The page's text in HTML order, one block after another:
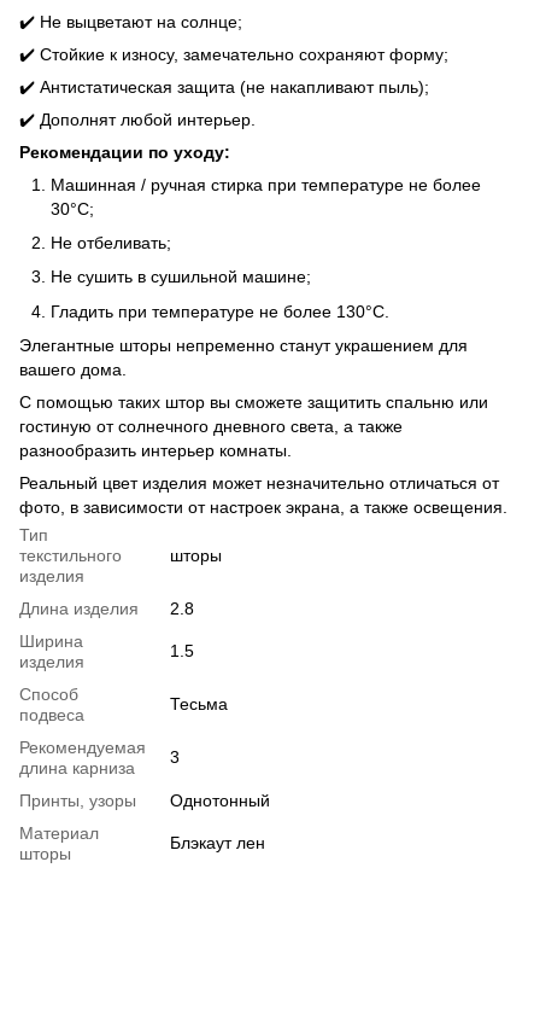
✔️ Не выцветают на солнце;
✔️ Стойкие к износу, замечательно сохраняют форму;
✔️ Антистатическая защита (не накапливают пыль);
✔️ Дополнят любой интерьер.
Рекомендации по уходу:
Машинная / ручная стирка при температуре не более
30°C;
Не отбеливать;
Не сушить в сушильной машине;
Гладить при температуре не более 130°C.
Элегантные шторы непременно станут украшением для
вашего дома.
С помощью таких штор вы сможете защитить спальню или
гостиную от солнечного дневного света, а также
разнообразить интерьер комнаты.
Реальный цвет изделия может незначительно отличаться от
фото, в зависимости от настроек экрана, а также освещения.
Тип
текстильного
изделия
шторы
Длина изделия
2.8
Ширина
изделия
1.5
Способ
подвеса
Тесьма
Рекомендуемая
длина карниза
3
Принты, узоры
Однотонный
Материал
шторы
Блэкаут лен